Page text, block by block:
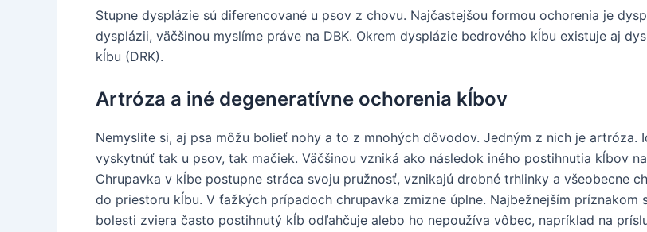
Stupne dysplázie sú diferencované u psov z chovu. Najčastejšou formou ochorenia je
dysplázii, väčšinou myslíme práve na DBK. Okrem dysplázie bedrového kĺbu existuje aj
kĺbu (DRK).
Artróza a iné degeneratívne ochorenia kĺbov
Nemyslite si, aj psa môžu bolieť nohy a to z mnohých dôvodov. Jedným z nich je artróza.
vyskytnúť tak u psov, tak mačiek. Väčšinou vzniká ako následok iného postihnutia kĺbov
Chrupavka v kĺbe postupne stráca svoju pružnosť, vznikajú drobné trhlinky a všeobecne
do priestoru kĺbu. V ťažkých prípadoch chrupavka zmizne úplne. Najbežnejším
bolesti zviera často postihnutý kĺb odľahčuje alebo ho nepoužíva vôbec, napríklad na